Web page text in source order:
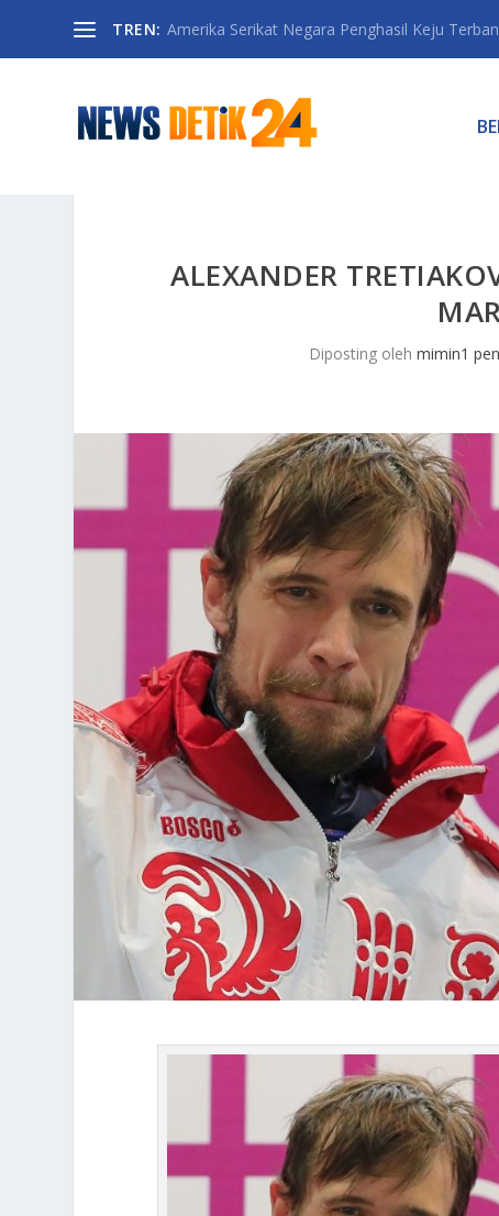
TREN: Amerika Serikat Negara Penghasil Keju
ALEXANDER
Diposting oleh mimin1